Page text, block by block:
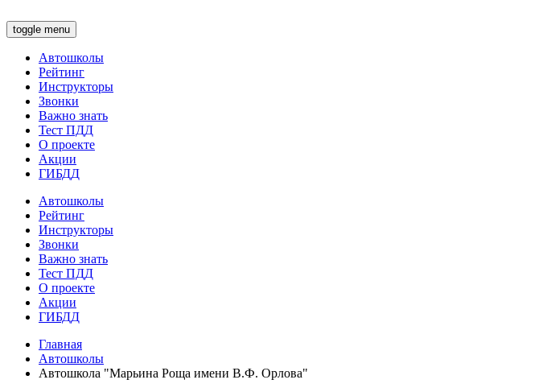
toggle menu
Автошколы
Рейтинг
Инструкторы
Звонки
Важно знать
Тест ПДД
О проекте
Акции
ГИБДД
Автошколы
Рейтинг
Инструкторы
Звонки
Важно знать
Тест ПДД
О проекте
Акции
ГИБДД
Главная
Автошколы
Автошкола "Марьина Роща имени В.Ф. Орлова"